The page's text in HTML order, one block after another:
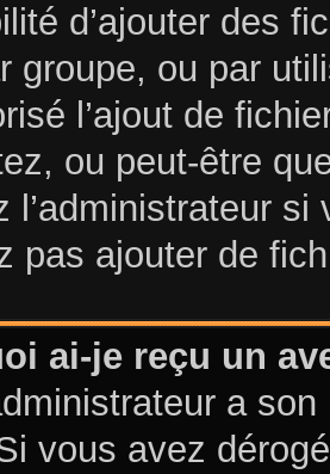
d’ajouter des
groupe, ou par
l’ajout de
ou peut-être
l’administrateur
pas ajouter de
ai-je reçu un
a
vous avez